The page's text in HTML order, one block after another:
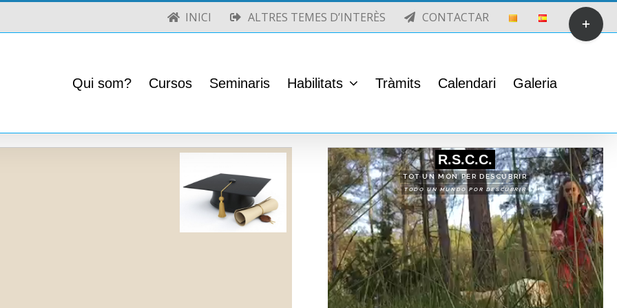
INICI ALTRES TEMES D’INTERÈS CONTACTAR
Qui som? Cursos Seminaris Habilitats Tràmits Calendari Galeria
TOT UN MÓN PER DESCUBRIR
R.S.C.C.
TODO UN MUNDO POR DESCUBRIR
Toggle
Sliding